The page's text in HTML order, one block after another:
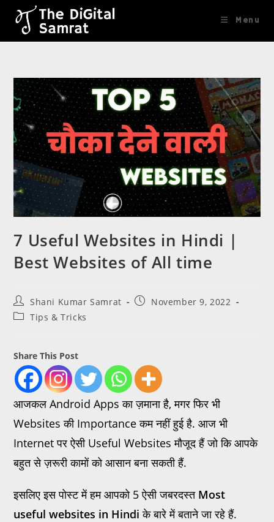
content
Menu
7 Useful Websites in Hindi |
Best Websites of All time
Shani Kumar Samrat
November 9, 2022
Tips & Tricks
Share This Post
आजकल Android Apps का ज़माना है, मगर फिर भी
Websites की Importance कम नहीं हुई है. आज भी
Internet पर ऐसी Useful Websites मौजूद हैं जो कि आपके
बहुत से ज़रूरी कामों को आसान बना सकती हैं.
इसलिए इस पोस्ट में हम आपको 5 ऐसी जबरदस्त Most
useful websites in Hindi के बारे में बताने जा रहे हैं.